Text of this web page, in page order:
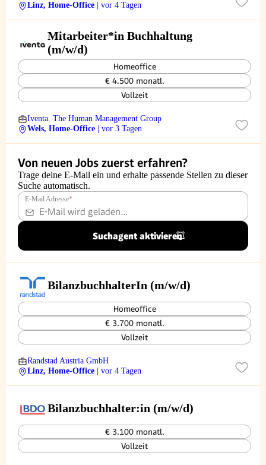
Linz, Home-Office
| vor 4 Tagen
Mitarbeiter*in Buchhaltung
(m/w/d)
Homeoffice
€ 4.500 monatl.
Vollzeit
Iventa. The Human Management Group
Wels, Home-Office
| vor 3 Tagen
Von neuen Jobs zuerst erfahren?
Trage deine E-Mail ein und erhalte passende Stellen zu dieser
Suche automatisch.
E-Mail Adresse*
Suchagent aktivieren
BilanzbuchhalterIn (m/w/d)
Homeoffice
€ 3.700 monatl.
Vollzeit
Randstad Austria GmbH
Linz, Home-Office
| vor 4 Tagen
Bilanzbuchhalter:in (m/w/d)
€ 3.100 monatl.
Vollzeit